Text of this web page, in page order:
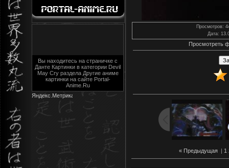
Вы находитесь на страничке с
Данте Картинки в категории Devil
May Cry раздела Другие аниме
картинки на сайте Portal-
Anime.Ru
Просмотров:
Дата:
Просмотреть
« Предыдущая| 1